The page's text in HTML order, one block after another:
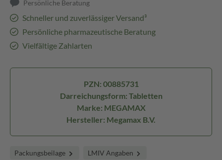
Persönliche Beratung
Schneller und zuverlässiger Versand³
Persönliche pharmazeutische Beratung
Vielfältige Zahlarten
PZN: 00885731
Darreichungsform: Tabletten
Marke: MEGAMAX
Hersteller: Megamax B.V.
Packungsbeilage LMIV Angaben